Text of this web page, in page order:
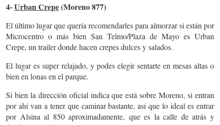
4-Urban Crepe(Moreno 877)
El último lugar que quería recomendarles para almorzar si están por
Microcentro o más bien San Telmo/Plaza de Mayo es Urban
Crepe, un trailer donde hacen crepes dulces y salados.
El lugar es super relajado, y podes elegir sentarte en mesas altas o
bien en lonas en el parque.
Si bien la dirección oficial indica que está sobre Moreno, si entran
por ahí van a tener que caminar bastante, así que lo ideal es entrar
por Alsina al 850 aproximadamente, que es la calle de atrás y